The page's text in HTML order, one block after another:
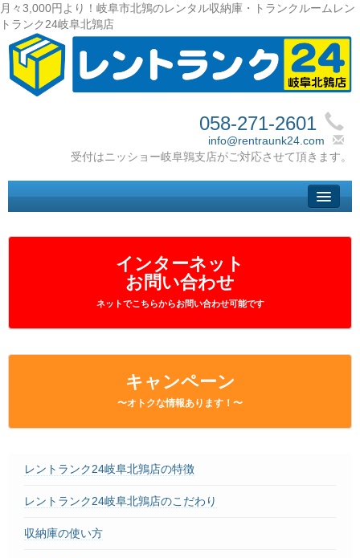
月々3,000円より！岐阜市北鶉のレンタル収納庫・トランクルームレン
トランク24岐阜北鶉店
058-271-2601
info@rentraunk24.com
トップ
– Top –
– User guide –
サイズ料金
– Size Price –
ご見学
– Tour –
– Access –
インターネット
お問い合わせ
ネットでこちらからお問い合わせ可能です
キャンペーン
〜オトクな情報あります！〜
レントランク24岐阜北鶉店の特徴
レントランク24岐阜北鶉店のこだわり
収納庫の使い方